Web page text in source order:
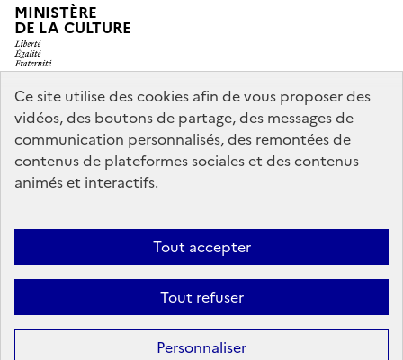
Ce site utilise des cookies afin de vous proposer des
vidéos, des boutons de partage, des messages de
communication personnalisés, des remontées de
contenus de plateformes sociales et des contenus
animés et interactifs.
Tout accepter
Tout refuser
Personnaliser
MINISTÈRE
DE LA CULTURE
legifrance.gouv.fr
info.gouv.fr
service-public.gouv.fr
data.gouv.fr
Mentions légales
conforme
Politique d’utilisation des témoins de connexion
Sauf mention contraire, tous les contenus de ce site sont sous